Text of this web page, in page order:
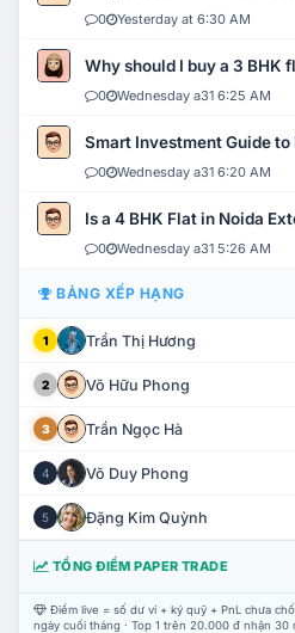
0 Yesterday at 6:30 AM
Why should I buy a 3 BHK
0 Wednesday a31 6:25 AM
Smart Investment Guide to
0 Wednesday a31 6:20 AM
Is a 4 BHK Flat in Noida
0 Wednesday a31 5:26 AM
BẢNG XẾP HẠNG
1 Trần Thị Hương
2 Võ Hữu Phong
3 Trần Ngọc Hà
4 Võ Duy Phong
5 Đặng Kim Quỳnh
TỔNG ĐIỂM PAPER TRADE
Điểm live = số dư ví + ký quỹ + PnL chưa
ngày cuối tháng · Top 1 trên 20.000 đ nhận 30